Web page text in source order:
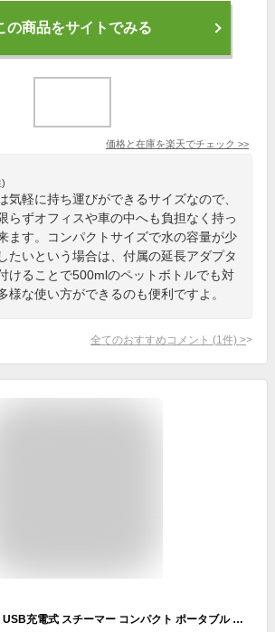
の商品をサイトでみる
価格と在庫を楽天でチェック >>
気軽に持ち運びができるサイズなので、
らずオフィスや車の中へも負担なく持っ
ます。コンパクトサイズで水の容量が少
たいという場合は、付属の延長アダプタ
けることで500mlのペットボトルでも対
様な使い方ができるのも便利ですよ。
全てのおすすめコメント (1 件) >
送料無料 ミニ加湿器 USB充電式 スチーマー コンパクト ポータブル 加湿器 携帯用 持ち運び 卓上 光る 保湿 ミスト 潤う かわいい おしゃれ オフィス 卓上 ハンディ サイズ